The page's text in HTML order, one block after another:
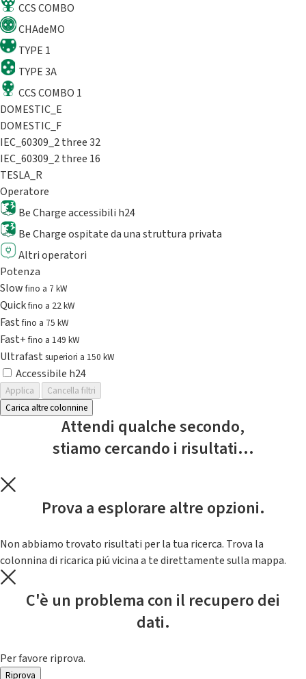
CCS COMBO
CHAdeMO
TYPE 1
TYPE 3A
CCS COMBO 1
DOMESTIC_E
DOMESTIC_F
IEC_60309_2 three 32
IEC_60309_2 three 16
TESLA_R
Operatore
Be Charge accessibili h24
Be Charge ospitate da una struttura privata
Altri operatori
Potenza
Slowfino a 7 kW
Quickfino a 22 kW
Fastfino a 75 kW
Fast+fino a 149 kW
Ultrafast superiori a 150 kW
Accessibile h24
Applica
Cancella filtri
Carica altre colonnine
Attendi qualche secondo,
stiamo cercando i risultati...
Prova a esplorare altre opzioni.
Non abbiamo trovato risultati per la tua ricerca. Trova la
colonnina di ricarica piú vicina a te direttamente sulla mappa.
C'è un problema con il recupero dei
dati.
Per favore riprova.
Riprova